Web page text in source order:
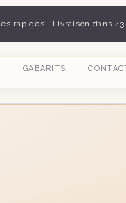
rapides · Livraison dans
GABARITS